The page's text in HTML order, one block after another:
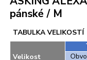
pánské / M
TABULKA
Velikost